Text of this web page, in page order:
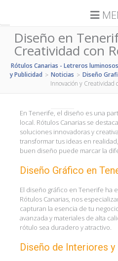
Diseño en
Creatividad con
Rótulos Canarias - Letreros
y Publicidad > Noticias > Diseño
Innovación y Creatividad
En Tenerife, el diseño es una
local. Rótulos Canarias se
soluciones innovadoras y
transformar tus ideas en
buen diseño puede marcar la
Diseño Gráfico en
El diseño gráfico en Tenerife ha
Rótulos Canarias, nos
capturan la esencia de tu
avanzada y materiales de alta
rótulo sea duradero y atractivo.
Diseño de Interiores